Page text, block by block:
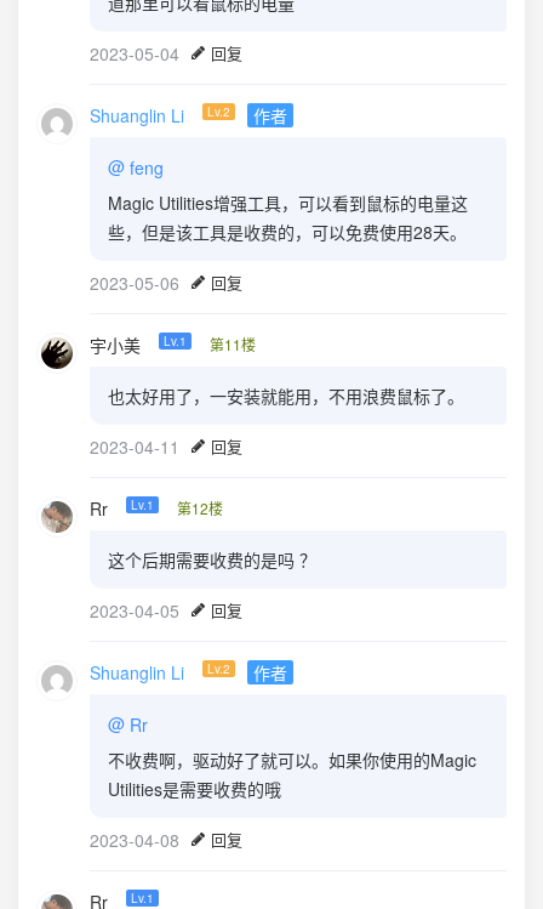
2023-05-04 回复
Shuanglin Li Lv.2 作者
@ feng
Magic Utilities增强工具，可以看到鼠标的电量这
些，但是该工具是收费的，可以免费使用28天。
2023-05-06 回复
宇小美 Lv.1 第11楼
也太好用了，一安装就能用，不用浪费鼠标了。
2023-04-11 回复
Rr Lv.1 第12楼
这个后期需要收费的是吗 ？
2023-04-05 回复
Shuanglin Li Lv.2 作者
@ Rr
不收费啊，驱动好了就可以。如果你使用的Magic
Utilities是需要收费的哦
2023-04-08 回复
Rr Lv.1